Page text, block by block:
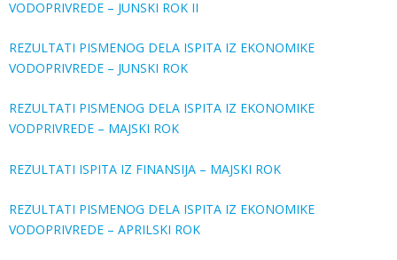
VODOPRIVREDE – JUNSKI ROK II
REZULTATI PISMENOG DELA ISPITA IZ EKONOMIKE
VODOPRIVREDE – JUNSKI ROK
REZULTATI PISMENOG DELA ISPITA IZ EKONOMIKE
VODPRIVREDE – MAJSKI ROK
REZULTATI ISPITA IZ FINANSIJA – MAJSKI ROK
REZULTATI PISMENOG DELA ISPITA IZ EKONOMIKE
VODOPRIVREDE – APRILSKI ROK